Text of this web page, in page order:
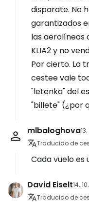
disparate. No
garantizados
las aerolíneas
KLIA2 y no
Por cierto. La
cestee vale
"letenka" del
"billete" (¿por
mlbaloghova
Traducido de
Cada vuelo
David Eiselt14.
Traducido de